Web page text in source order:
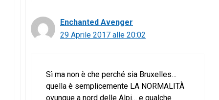
Enchanted Avenger
29 Aprile 2017 alle 20:02
Sì ma non è che perché sia Bruxelles…
quella è semplicemente LA NORMALITÀ
ovunque a nord delle Alpi… e qualche